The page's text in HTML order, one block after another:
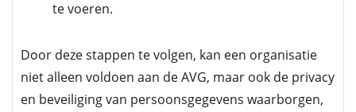
te voeren.
Door deze stappen te volgen, kan een organisatie
niet alleen voldoen aan de AVG, maar ook de privacy
en beveiliging van persoonsgegevens waarborgen,